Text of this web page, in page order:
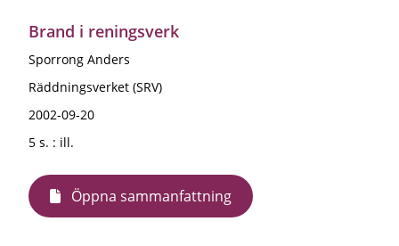
Brand i reningsverk
Sporrong Anders
Räddningsverket (SRV)
2002-09-20
5 s. : ill.
Öppna sammanfattning